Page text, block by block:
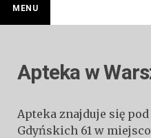
MENU
Apteka w
Apteka znajduje się
Gdyńskich 61 w